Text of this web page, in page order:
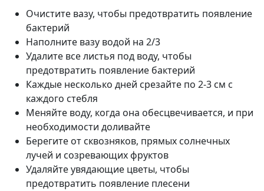
Очистите вазу, чтобы предотвратить появление
бактерий
Наполните вазу водой на 2/3
Удалите все листья под воду, чтобы
предотвратить появление бактерий
Каждые несколько дней срезайте по 2-3 см с
каждого стебля
Меняйте воду, когда она обесцвечивается, и при
необходимости доливайте
Берегите от сквозняков, прямых солнечных
лучей и созревающих фруктов
Удаляйте увядающие цветы, чтобы
предотвратить появление плесени